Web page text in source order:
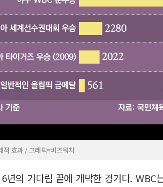
적 효과 / 그래픽=비즈워치
년의 기다림 끝에 개막한 경기다. WBC